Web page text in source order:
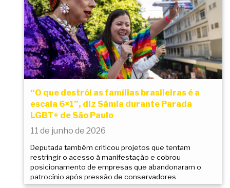
“O que destrói as famílias brasileiras é a
escala 6×1”, diz Sâmia durante Parada
LGBT+ de São Paulo
11 de junho de 2026
Deputada também criticou projetos que tentam
restringir o acesso à manifestação e cobrou
posicionamento de empresas que abandonaram o
patrocínio após pressão de conservadores